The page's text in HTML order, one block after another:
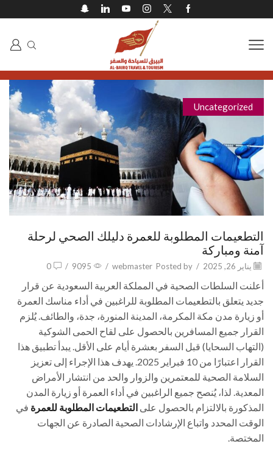
Uncategorized
التطعيمات المطلوبة للعمرة دليلك الصحي لرحلة
آمنة ومباركة
يناير 26, 2025 /
Posted by
webmaster
/
9095
/
0
أعلنت السلطات الصحية في المملكة العربية السعودية عن قرار
جديد يتعلق بالتطعيمات المطلوبة للراغبين في أداء مناسك العمرة
أو زيارة مدن مكة المكرمة، المدينة المنورة، جدة، والطائف. يُلزم
القرار جميع المسافرين بالحصول على لقاح الحمى الشوكية
(التهاب السحايا) قبل السفر بعشرة أيام على الأقل. يبدأ تطبيق هذا
القرار اعتبارًا من 10 فبراير 2025.
يهدف هذا الإجراء إلى تعزيز
السلامة الصحية للمعتمرين والزوار والحد من انتشار الأمراض
المعدية. لذا، يُنصح جميع الراغبين في أداء العمرة أو زيارة المدن
المذكورة بالالتزام بالحصول على التطعيمات المطلوبة للعمرة في
الوقت المحدد واتباع الإرشادات الصحية الصادرة عن الجهات
المختصة.